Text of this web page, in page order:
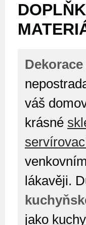
váš
krásné
lákavěji.
jako